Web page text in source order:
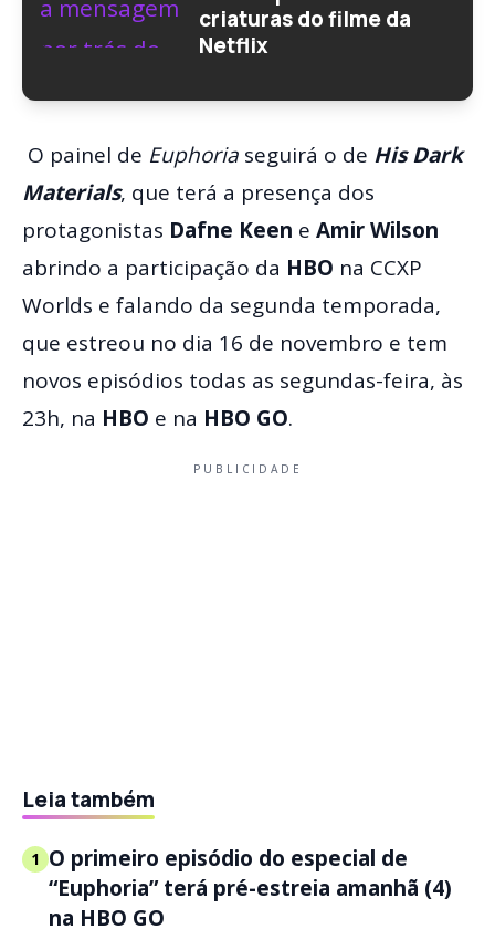
criaturas do filme da
Netflix
O painel de Euphoria seguirá o de His Dark
Materials, que terá a presença dos
protagonistas Dafne Keen e Amir Wilson
abrindo a participação da HBO na CCXP
Worlds e falando da segunda temporada,
que estreou no dia 16 de novembro e tem
novos episódios todas as segundas-feira, às
23h, na HBO e na HBO GO.
PUBLICIDADE
Leia também
1 O primeiro episódio do especial de
“Euphoria” terá pré-estreia amanhã (4)
na HBO GO